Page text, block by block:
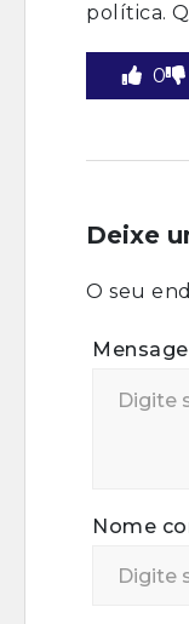
política.
0
Deixe
O seu
Nome